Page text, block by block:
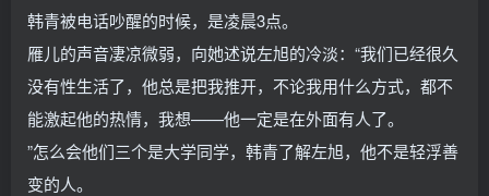
韩青被电话吵醒的时候，是凌晨3点。
雁儿的声音凄凉微弱，向她述说左旭的冷淡：“我们已经很久
没有性生活了，他总是把我推开，不论我用什么方式，都不
能激起他的热情，我想——他一定是在外面有人了。
”怎么会他们三个是大学同学，韩青了解左旭，他不是轻浮善
变的人。